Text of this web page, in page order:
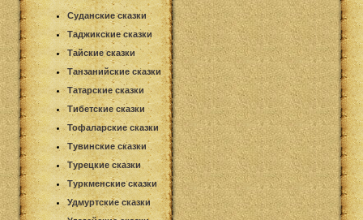
Суданские сказки
Таджикские сказки
Тайские сказки
Танзанийские сказки
Татарские сказки
Тибетские сказки
Тофаларские сказки
Тувинские сказки
Турецкие сказки
Туркменские сказки
Удмуртские сказки